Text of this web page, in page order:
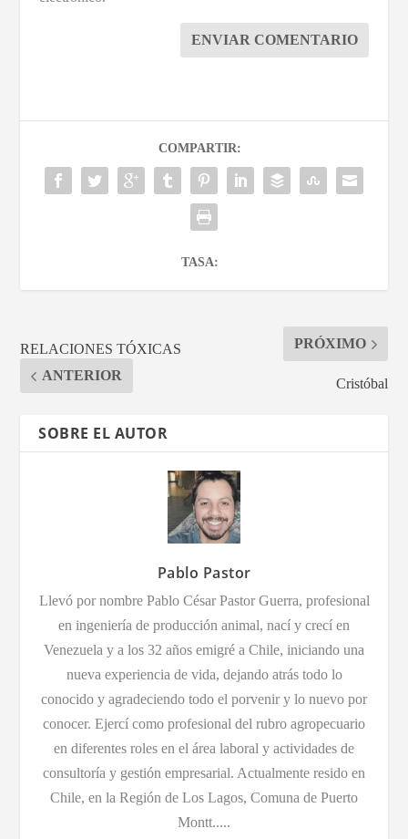
ENVIAR COMENTARIO
COMPARTIR:
TASA:
RELACIONES TÓXICAS
ANTERIOR
PRÓXIMO
Cristóbal
SOBRE EL AUTOR
Pablo Pastor
Llevó por nombre Pablo César Pastor Guerra, profesional
en ingeniería de producción animal, nací y crecí en
Venezuela y a los 32 años emigré a Chile, iniciando una
nueva experiencia de vida, dejando atrás todo lo
conocido y agradeciendo todo el porvenir y lo nuevo por
conocer. Ejercí como profesional del rubro agropecuario
en diferentes roles en el área laboral y actividades de
consultoría y gestión empresarial. Actualmente resido en
Chile, en la Región de Los Lagos, Comuna de Puerto
Montt.....